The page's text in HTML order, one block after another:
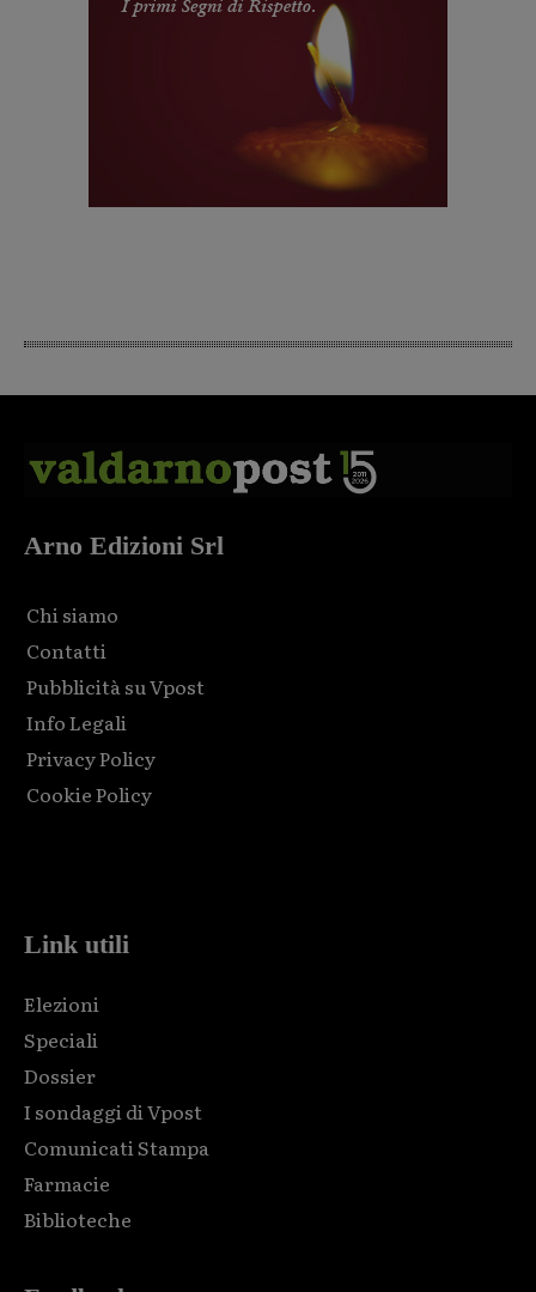
Arno Edizioni Srl
Chi siamo
Contatti
Pubblicità su Vpost
Info Legali
Privacy Policy
Cookie Policy
Link utili
Elezioni
Speciali
Dossier
I sondaggi di Vpost
Comunicati Stampa
Farmacie
Biblioteche